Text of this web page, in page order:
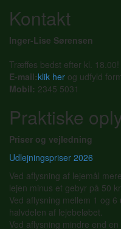
Kontakt
Inger-Lise Sørensen
Træffes bedst efter kl. 18.00!
E-mail:klik her og udfyld
Mobil: 2345 5031
Praktiske
Priser og vejledning
Udlejningspriser 2026
Ved aflysning af lejemål
lejen minus et gebyr på 50 kr.
Ved aflysning mellem 1 og
halvdelen af lejebeløbet.
Ved aflysning mindre end